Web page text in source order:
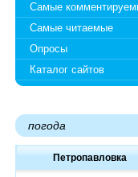
Самые
Самые читаемые
Опросы
Каталог сайтов
погода
Петропавловка